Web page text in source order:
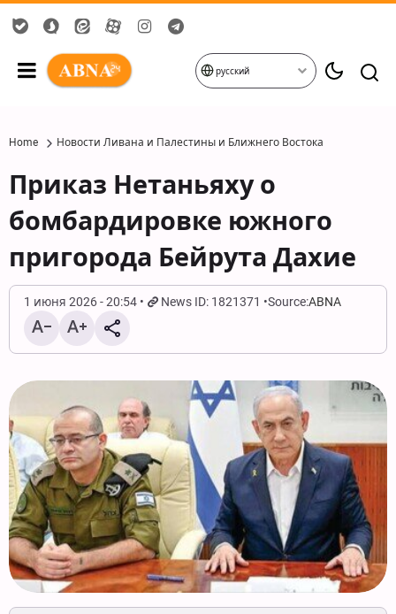
русский
Home Новости Ливана и Палестины и Ближнего Востока
Приказ Нетаньяху о
бомбардировке южного
пригорода Бейрута Дахие
1 июня 2026 - 20:54 News ID: 1821371 Source:ABNA